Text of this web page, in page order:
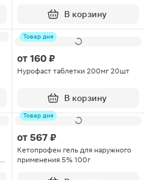
В корзину
Товар дня
от 160 ₽
Нурофаст таблетки 200мг 20шт
В корзину
Товар дня
от 567 ₽
Кетопрофен гель для наружного
применения 5% 100г